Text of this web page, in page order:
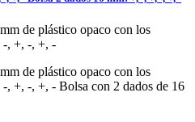
de plástico opaco con los
-, +, -, +, -
de plástico opaco con los
-, +, -, +, - Bolsa con 2 dados de 16